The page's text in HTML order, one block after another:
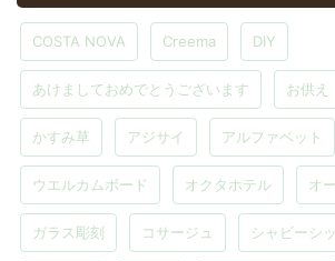
COSTA NOVA Creema DIY
あけましておめでとうございます お供え
かすみ草 アジサイ アルファベット
ウエルカムボード オクタホテル オ
ガラス彫刻 コサージュ シャビーシ